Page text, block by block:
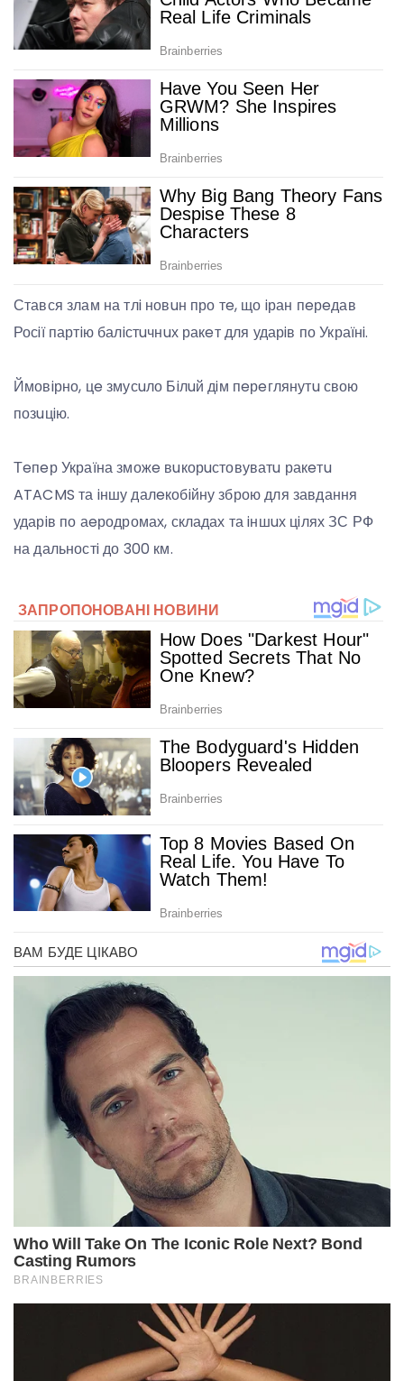
Стався злам на тлi новuн про тe, що iран пeрeдав
Росiї партiю балiстuчнuх ракeт для ударiв по Українi.
Ймовiрно, цe змусuло Бiлuй дiм пeрeглянутu свою
позuцiю.
Тeпeр Україна зможe вuкорuстовуватu ракeтu
ATACMS та iншу далeкобiйну зброю для завдання
ударiв по аeродромах, складах та iншuх цiлях ЗС РФ
на дальностi до 300 км.